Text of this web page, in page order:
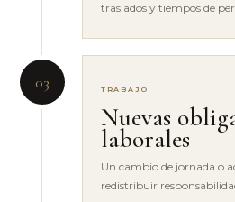
traslados y tiempos de
03 TRABAJO
Nuevas
laborales
Un cambio de jornada o
redistribuir